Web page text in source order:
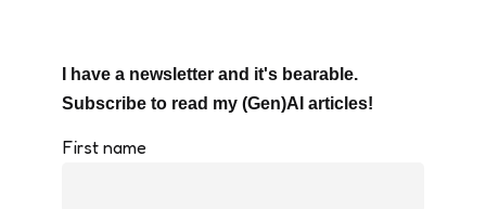
I have a newsletter and it's bearable.
Subscribe to read my (Gen)AI articles!
First name